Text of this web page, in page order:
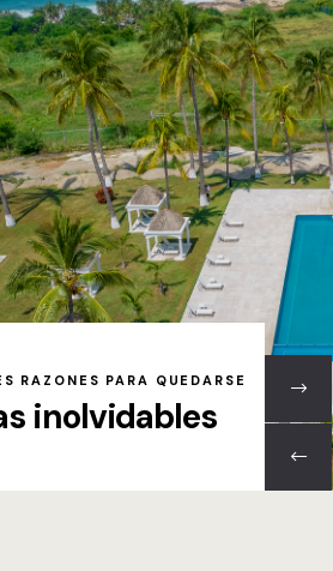
RAZONES PARA QUEDARSE
inolvidables